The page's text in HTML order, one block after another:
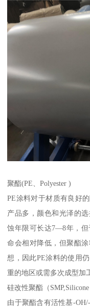
聚酯(PE、Polyester )
PE涂料对于材质有良好
产品多，颜色和光泽的
蚀年限可长达7—8年，
命会相对降低，但聚酯
想，因此PE涂料的使用
重的地区或需多次成型加
硅改性聚酯（
由于聚酯含有活性基-